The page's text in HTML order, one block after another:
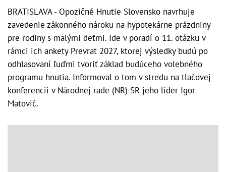
BRATISLAVA - Opozičné Hnutie Slovensko navrhuje
zavedenie zákonného nároku na hypotekárne prázdniny
pre rodiny s malými deťmi. Ide v poradí o 11. otázku v
rámci ich ankety Prevrat 2027, ktorej výsledky budú po
odhlasovaní ľuďmi tvoriť základ budúceho volebného
programu hnutia. Informoval o tom v stredu na tlačovej
konferencii v Národnej rade (NR) SR jeho líder Igor
Matovič.